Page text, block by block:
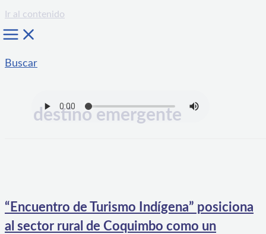
Ir al contenido
Buscar
destino emergente
“Encuentro de Turismo Indígena” posiciona
al sector rural de Coquimbo como un